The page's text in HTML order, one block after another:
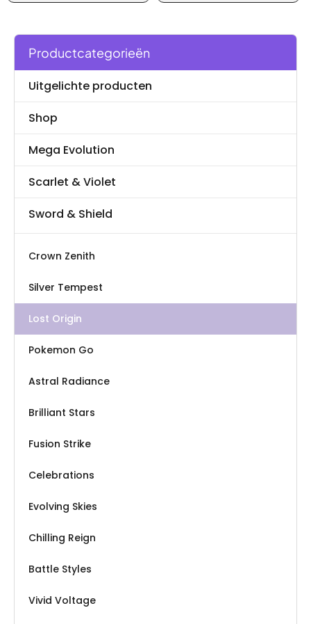
Productcategorieën
Uitgelichte producten
Shop
Mega Evolution
Scarlet & Violet
Sword & Shield
Crown Zenith
Silver Tempest
Lost Origin
Pokemon Go
Astral Radiance
Brilliant Stars
Fusion Strike
Celebrations
Evolving Skies
Chilling Reign
Battle Styles
Vivid Voltage